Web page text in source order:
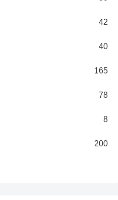
42
40
165
78
8
200